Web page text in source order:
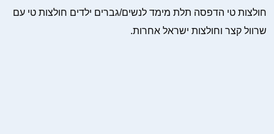
חולצות טי הדפסה תלת מימד לנשים/גברים ילדים חולצות טי עם
שרוול קצר וחולצות ישראל אחרות.